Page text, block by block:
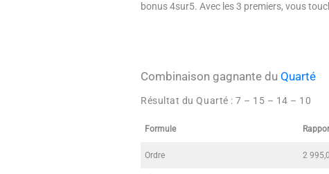
bonus 4sur5. Avec les 3 premiers, vous
Combinaison gagnante du Quarté
Résultat du Quarté : 7 – 15 – 14 – 10
Formule
Ordre 2